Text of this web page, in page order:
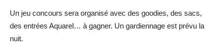
Un jeu concours sera organisé avec des goodies, des sacs,
des entrées Aquarel… à gagner. Un gardiennage est prévu la
nuit.